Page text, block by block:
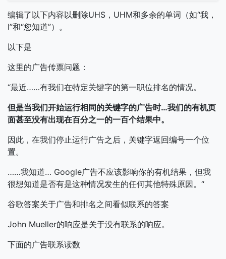
编辑了以下内容以删除UHS，UHM和多余的单词（如“我，
I”和“您知道”）。
以下是
这里的广告传票问题：
“最近……有我们在特定关键字的第一职位排名的情况。
但是当我们开始运行相同的关键字的广告时…我们的有机页
面甚至没有出现在百分之一的一百个结果中。
因此，在我们停止运行广告之后，关键字返回编号一个位
置。
……我知道… Google广告不应该影响你的有机结果，但我
很想知道是否有是这种情况发生的任何其他特殊原因。“
谷歌答案关于广告和排名之间看似联系的答案
John Mueller的响应是关于没有联系的响应。
下面的广告联系读数